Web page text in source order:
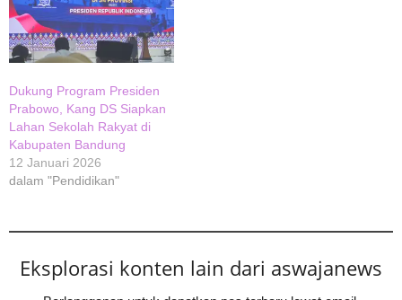
Dukung Program Presiden
Prabowo, Kang DS Siapkan
Lahan Sekolah Rakyat di
Kabupaten Bandung
12 Januari 2026
dalam "Pendidikan"
Eksplorasi konten lain dari aswajanews